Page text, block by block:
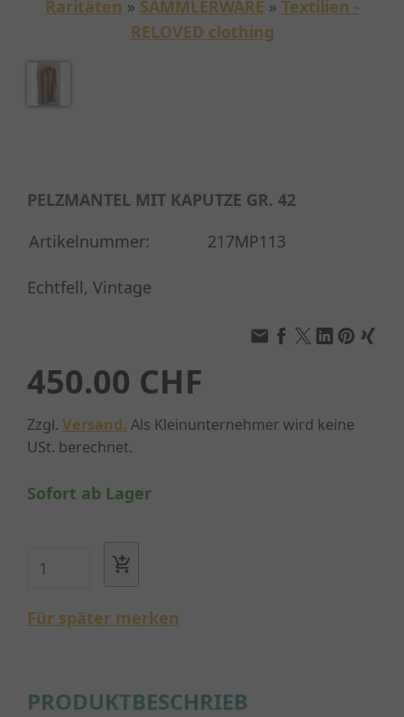
Raritäten » SAMMLERWARE » Textilien -
RELOVED clothing
PELZMANTEL MIT KAPUTZE GR. 42
Artikelnummer:
217MP113
Echtfell, Vintage
450.00 CHF
Zzgl. Versand. Als Kleinunternehmer wird keine
USt. berechnet.
Sofort ab Lager
Für später merken
PRODUKTBESCHRIEB